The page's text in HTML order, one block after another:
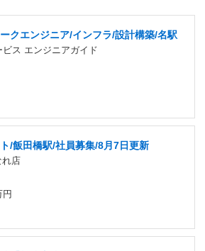
クエンジニア/インフラ/設計構築/名駅
ス エンジニアガイド
/飯田橋駅/社員募集/8月7日更新
れ店
円